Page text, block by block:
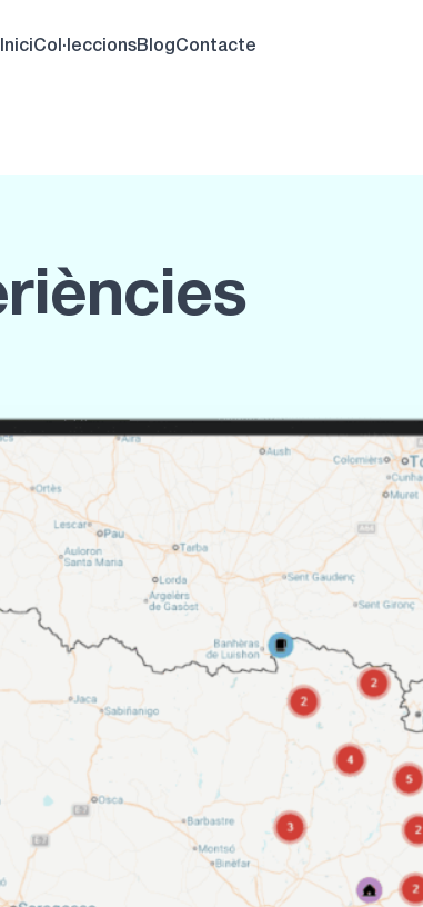
IniciCol·leccionsBlogContacte
Descobreix
a Catalunya
Fent País · Experiències és
País dedicat a activitats i
trobar propostes de turisme,
impulsades per projectes locals,
cerca als interessos, pressupost
Cerca
activitats per
territori o tipus
Projectes de